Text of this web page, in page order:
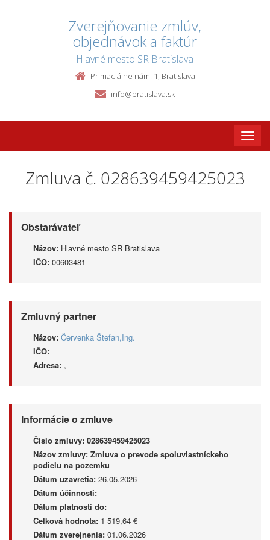
Zverejňovanie zmlúv,
objednávok a faktúr
Hlavné mesto SR Bratislava
Primaciálne nám. 1, Bratislava
info@bratislava.sk
Toggle
Zmluva č. 028639459425023
Obstarávateľ
Názov: Hlavné mesto SR Bratislava
IČO: 00603481
Zmluvný partner
Názov: Červenka Štefan,Ing.
IČO:
Adresa: ,
Informácie o zmluve
Číslo zmluvy: 028639459425023
Názov zmluvy: Zmluva o prevode spoluvlastníckeho
podielu na pozemku
Dátum uzavretia: 26.05.2026
Dátum účinnosti:
Dátum platnosti do:
Celková hodnota: 1 519,64 €
Dátum zverejnenia: 01.06.2026